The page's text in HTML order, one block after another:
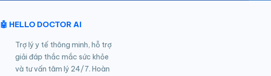
🤖 HELLO DOCTOR AI
Trợ lý y tế thông minh, hỗ trợ
giải đáp thắc mắc sức khỏe
và tư vấn tâm lý 24/7. Hoàn